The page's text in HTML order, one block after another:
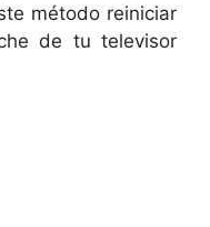
método reiniciar
de tu televisor